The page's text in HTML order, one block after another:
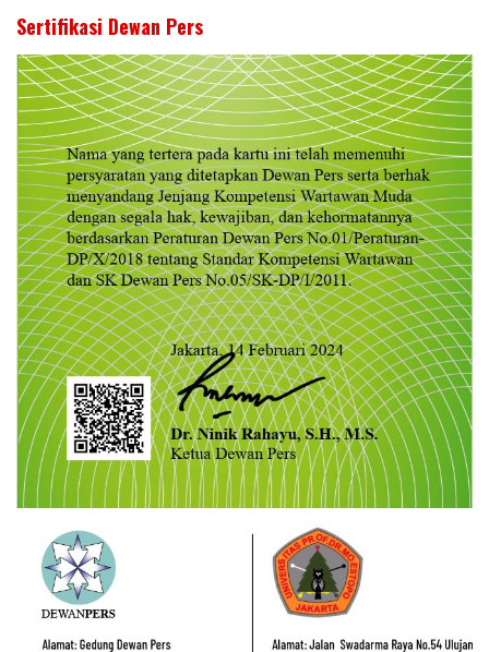
Sertifikasi Dewan Pers